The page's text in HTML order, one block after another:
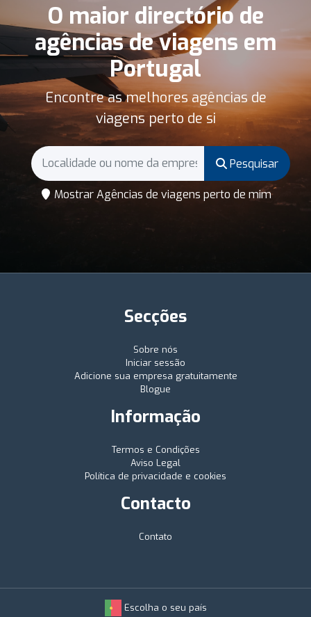
O maior directório de
agências de viagens em
Portugal
Encontre as melhores agências de
viagens perto de si
Pesquisar
Mostrar Agências de viagens perto de mim
Secções
Sobre nós
Iniciar sessão
Adicione sua empresa gratuitamente
Blogue
Informação
Termos e Condições
Aviso Legal
Política de privacidade e cookies
Contacto
Contato
Escolha o seu país